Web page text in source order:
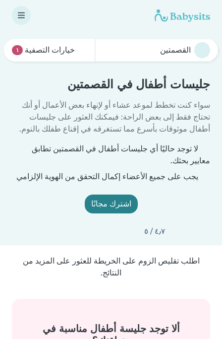
خيارات التصفية ١
جليسات أطفال في القصمتين
سواء كنت تخطط لموعد عشاء أو لإنهاء بعض الأعمال أو أنك
تحتاج فقط إلى بعض الراحة: فيمكنك العثور على جليسات
أطفال موثوقات بأسرع مما تستغرقه في إقناع طفلك بالنوم.
لا توجد حاليًا أي جليسات أطفال في القصمتين تطابق
معايير بحثك.
يجب على جميع الأعضاء إكمال التحقق من الهوية الإلزامي
اشترك مجانًا
٤٫٧ / ٥
اطلب تقليص الزوم على الخريطة للعثور على المزيد من
النتائج.
ألا توجد جليسة أطفال مناسبة في